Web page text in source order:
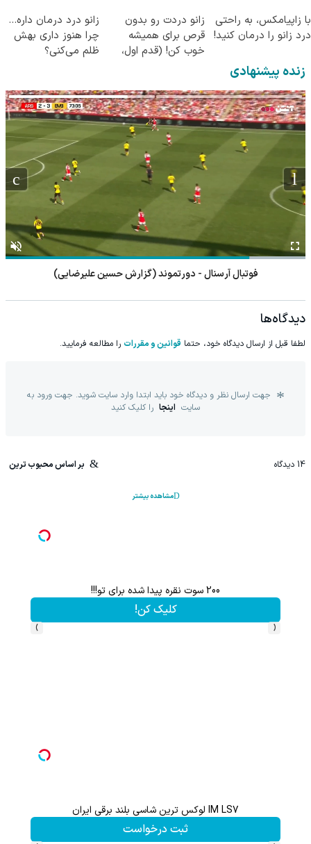
با زاپیامکس، به راحتی
درد زانو را درمان کنید!
زانو دردت رو بدون
قرص برای همیشه
خوب کن! (قدم اول،
زانو درد درمان داره…
چرا هنوز داری بهش
ظلم می‌کنی؟
زنده پیشنهادی
فوتبال آرسنال - دورتموند (گزارش حسین علیرضایی)
دیدگاه‌ها
لطفا قبل از ارسال دیدگاه خود، حتما قوانین و مقررات را مطالعه فرمایید.
جهت ارسال نظر و دیدگاه خود باید ابتدا وارد سایت شوید. جهت ورود به
سایت اینجا را کلیک کنید
14 دیدگاه بر اساس محبوب ترین
مشاهده بیشتر
200 سوت نقره پیدا شده برای تو!!!
کلیک کن!
‹
›
IM LS7 لوکس ترین شاسی بلند برقی ایران
ثبت درخواست